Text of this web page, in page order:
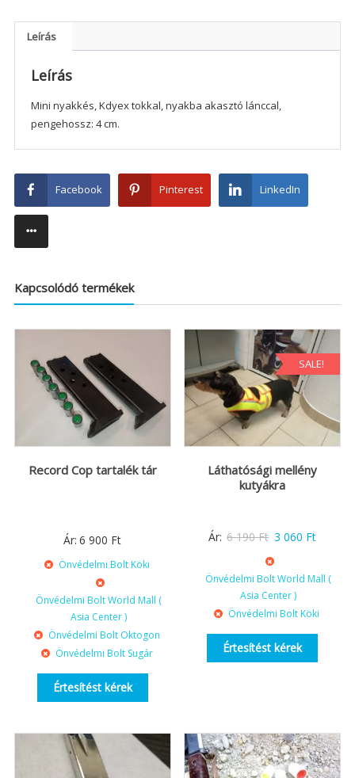
Leírás
Leírás
Mini nyakkés, Kdyex tokkal, nyakba akasztó lánccal,
pengehossz: 4 cm.
Facebook Pinterest LinkedIn
Kapcsolódó termékek
Record Cop tartalék tár
Ár: 6 900 Ft
Önvédelmi Bolt Köki
Önvédelmi Bolt World Mall (
Asia Center )
Önvédelmi Bolt Oktogon
Önvédelmi Bolt Sugár
Értesítést kérek
SALE!
Láthatósági mellény
kutyákra
Ár: 6 190Ft Original
price
was:
6
190 Ft.
3 060 FtCurrent
is:
060 Ft.
Önvédelmi Bolt World Mall (
Asia Center )
Önvédelmi Bolt Köki
Értesítést kérek